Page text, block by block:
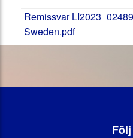
Remissvar
Sweden.pdf